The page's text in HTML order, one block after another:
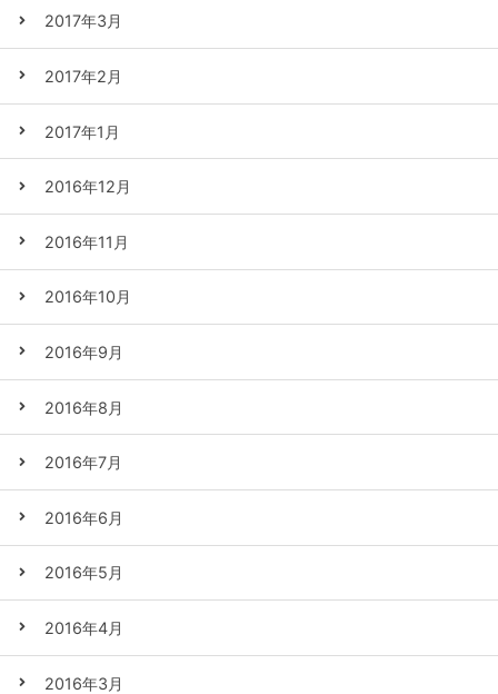
2017年3月
2017年2月
2017年1月
2016年12月
2016年11月
2016年10月
2016年9月
2016年8月
2016年7月
2016年6月
2016年5月
2016年4月
2016年3月